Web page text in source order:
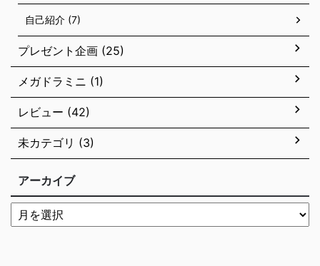
自己紹介 (7)
プレゼント企画 (25)
メガドラミニ (1)
レビュー (42)
未カテゴリ (3)
アーカイブ